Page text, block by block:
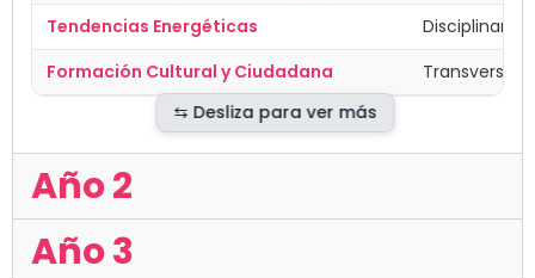
Tendencias Energéticas
Disciplinar/
Formación Cultural y Ciudadana
Transversal
Año 2
Año 3